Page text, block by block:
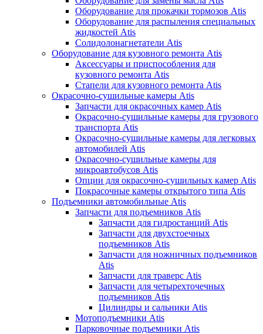
Оборудование для прокачки тормозов Atis
Оборудование для распыления специальных
жидкостей Atis
Солидолонагнетатели Atis
Оборудование для кузовного ремонта Atis
Аксессуары и приспособления для
кузовного ремонта Atis
Стапели для кузовного ремонта Atis
Окрасочно-сушильные камеры Atis
Запчасти для окрасочных камер Atis
Окрасочно-сушильные камеры для грузового
транспорта Atis
Окрасочно-сушильные камеры для легковых
автомобилей Atis
Окрасочно-сушильные камеры для
микроавтобусов Atis
Опции для окрасочно-сушильных камер Atis
Покрасочные камеры открытого типа Atis
Подъемники автомобильные Atis
Запчасти для подъемников Atis
Запчасти для гидростанций Atis
Запчасти для двухстоечных
подъемников Atis
Запчасти для ножничных подъемников
Atis
Запчасти для траверс Atis
Запчасти для четырехточечных
подъемников Atis
Цилиндры и сальники Atis
Мотоподъемники Atis
Парковочные подъемники Atis